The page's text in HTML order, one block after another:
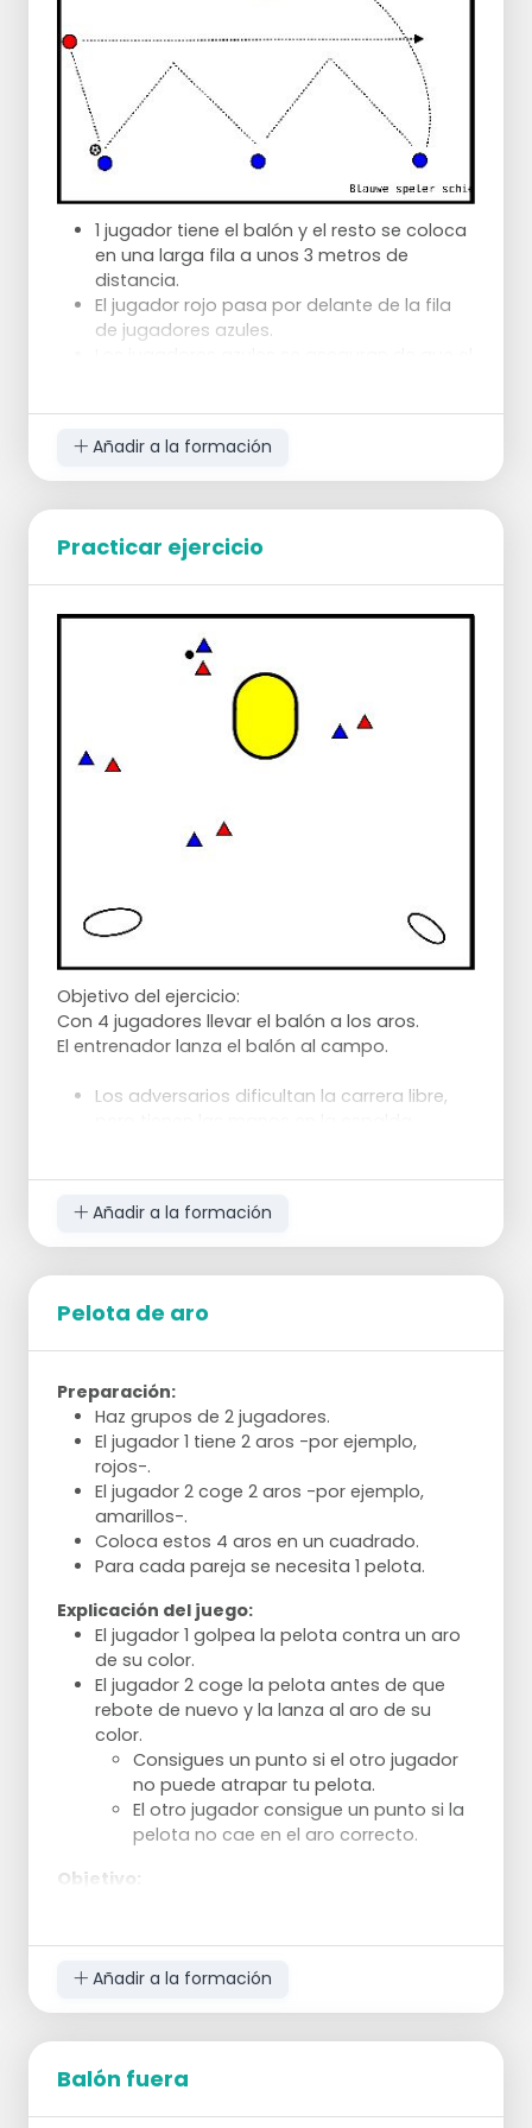
1 jugador tiene el balón y el resto se coloca
en una larga fila a unos 3 metros de
distancia.
El jugador rojo pasa por delante de la fila
de jugadores azules.
más lejos cada vez, de modo que todos
los jugadores de la fila hayan tenido su
turno.
último jugador azul, éste lanza a canasta.
El jugador rojo debe hacerse cargo del
Cuando el jugador rojo ha cogido el balón
toda la fila, sin botarlo dos veces, el
jugador rojo puede ocupar el lugar del
primer jugador azul.
Toda la fila avanza un puesto y el último
jugador azul pasa a ser el jugador rojo.
desafiante, puedes
Hacer que el jugador rojo golpee primero
después del tiro también vaya a por el
Añadir a la formación
Practicar ejercicio
Objetivo del ejercicio:
Con 4 jugadores llevar el balón a los aros.
El entrenador lanza el balón al campo.
Los adversarios dificultan la carrera libre,
Los adversarios tratan de interceptar el
balón e intentan marcar.
velocidad, los cambios de dirección, el pase
También hay que tener cuidado de no jugar por
encima de la canasta y mantener vacío el
espacio delante del balón.
Añadir a la formación
Pelota de aro
Preparación:
Haz grupos de 2 jugadores.
El jugador 1 tiene 2 aros -por ejemplo,
rojos-.
El jugador 2 coge 2 aros -por ejemplo,
amarillos-.
Coloca estos 4 aros en un cuadrado.
Para cada pareja se necesita 1 pelota.
Explicación del juego:
El jugador 1 golpea la pelota contra un aro
de su color.
El jugador 2 coge la pelota antes de que
rebote de nuevo y la lanza al aro de su
color.
Consigues un punto si el otro jugador
no puede atrapar tu pelota.
El otro jugador consigue un punto si la
pelota no cae en el aro correcto.
Objetivo:
Añadir a la formación
Balón fuera